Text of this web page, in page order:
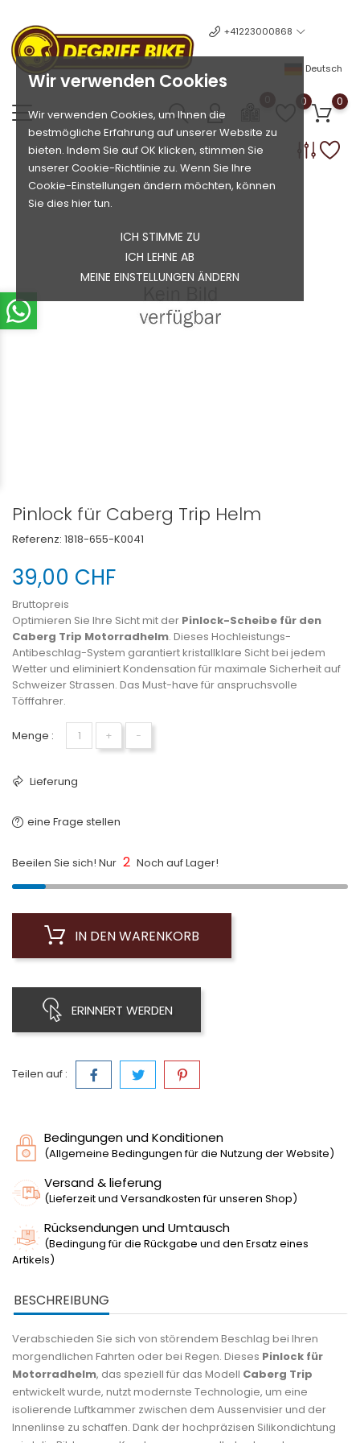
Wir verwenden Cookies
Wir verwenden Cookies, um Ihnen die
bestmögliche Erfahrung auf unserer Website zu
bieten. Indem Sie auf OK klicken, stimmen Sie
unserer Cookie-Richtlinie zu. Wenn Sie Ihre
Cookie-Einstellungen ändern möchten, können
Sie dies hier tun.
ICH STIMME ZU
ICH LEHNE AB
MEINE EINSTELLUNGEN ÄNDERN
+41223000868
Deutsch
0 0
Pinlock für Caberg Trip Helm
Referenz: 1818-655-K0041
39,00 CHF
Bruttopreis
Optimieren Sie Ihre Sicht mit der Pinlock-Scheibe für den
Caberg Trip Motorradhelm. Dieses Hochleistungs-
Antibeschlag-System garantiert kristallklare Sicht bei jedem
Wetter und eliminiert Kondensation für maximale Sicherheit auf
Schweizer Strassen. Das Must-have für anspruchsvolle
Töfffahrer.
Menge : + −
Lieferung
eine Frage stellen
Beeilen Sie sich! Nur 2 Noch auf Lager!
IN DEN WARENKORB
ERINNERT WERDEN
Teilen auf :
Bedingungen und Konditionen
(Allgemeine Bedingungen für die Nutzung der Website)
Versand & lieferung
(Lieferzeit und Versandkosten für unseren Shop)
Rücksendungen und Umtausch
(Bedingung für die Rückgabe und den Ersatz eines
Artikels)
BESCHREIBUNG
Verabschieden Sie sich von störendem Beschlag bei Ihren
morgendlichen Fahrten oder bei Regen. Dieses Pinlock für
Motorradhelm, das speziell für das Modell Caberg Trip
entwickelt wurde, nutzt modernste Technologie, um eine
isolierende Luftkammer zwischen dem Aussenvisier und der
Innenlinse zu schaffen. Dank der hochpräzisen Silikondichtung